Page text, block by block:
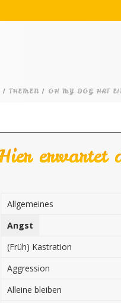
/ THEMEN/ OH MY DOG HAT
erwartet
Allgemeines
Angst
(Früh) Kastration
Aggression
Alleine bleiben